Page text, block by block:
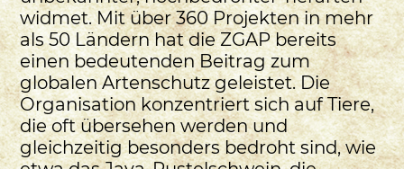
widmet. Mit über 360 Projekten in mehr
als 50 Ländern hat die ZGAP bereits
einen bedeutenden Beitrag zum
globalen Artenschutz geleistet. Die
Organisation konzentriert sich auf Tiere,
die oft übersehen werden und
gleichzeitig besonders bedroht sind, wie